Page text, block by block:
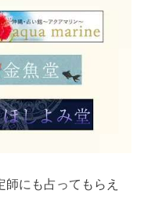
にも占ってもらえ